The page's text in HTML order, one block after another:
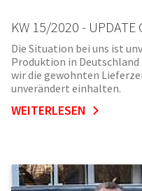
KW 15/2020 - UPDATE
Die Situation bei uns ist
Produktion in Deutschland
wir die gewohnten
unverändert einhalten.
WEITERLESEN